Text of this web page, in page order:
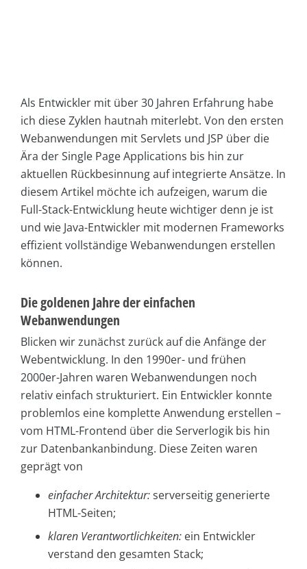
Als Entwickler mit über 30 Jahren Erfahrung habe
ich diese Zyklen hautnah miterlebt. Von den ersten
Webanwendungen mit Servlets und JSP über die
Ära der Single Page Applications bis hin zur
aktuellen Rückbesinnung auf integrierte Ansätze. In
diesem Artikel möchte ich aufzeigen, warum die
Full-Stack-Entwicklung heute wichtiger denn je ist
und wie Java-Entwickler mit modernen Frameworks
effizient vollständige Webanwendungen erstellen
können.
Die goldenen Jahre der einfachen
Webanwendungen
Blicken wir zunächst zurück auf die Anfänge der
Webentwicklung. In den 1990er- und frühen
2000er-Jahren waren Webanwendungen noch
relativ einfach strukturiert. Ein Entwickler konnte
problemlos eine komplette Anwendung erstellen –
vom HTML-Frontend über die Serverlogik bis hin
zur Datenbankanbindung. Diese Zeiten waren
geprägt von
einfacher Architektur:serverseitig generierte
HTML-Seiten;
klaren Verantwortlichkeiten: ein Entwickler
verstand den gesamten Stack;